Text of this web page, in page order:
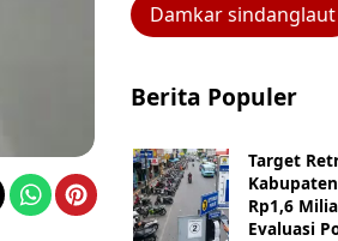
Damkar sindanglaut
Berita Populer
Target
Rp1,6
Evaluasi